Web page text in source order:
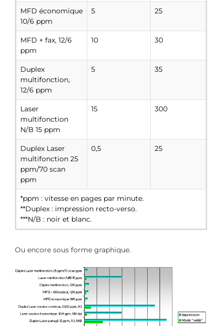
MFD économique
10/6 ppm
5 25
MFD + fax, 12/6
ppm
10 30
Duplex
multifonction,
12/6 ppm
5 35
Laser
multifonction
N/B 15 ppm
15 300
Duplex Laser
multifonction 25
ppm/70 scan
ppm
0,5 25
*ppm : vitesse en pages par minute.
**Duplex : impression recto-verso.
***N/B : noir et blanc.
Ou encore sous forme graphique.